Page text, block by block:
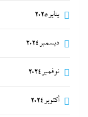
يناير 2025
ديسمبر 2024
نوفمبر 2024
أكتوبر 2024